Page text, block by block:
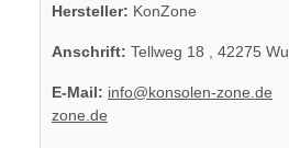
Hersteller: KonZone
Anschrift: Tellweg 18 , 42275
E-Mail: info@konsolen-zone.de
zone.de